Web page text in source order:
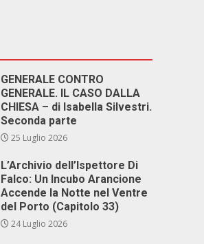
GENERALE CONTRO
GENERALE. IL CASO DALLA
CHIESA – di Isabella Silvestri.
Seconda parte
25 Luglio 2026
L’Archivio dell’Ispettore Di
Falco: Un Incubo Arancione
Accende la Notte nel Ventre
del Porto (Capitolo 33)
24 Luglio 2026